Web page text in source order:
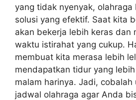
yang tidak nyenyak, olahraga
solusi yang efektif. Saat kita
akan bekerja lebih keras dan
waktu istirahat yang cukup.
membuat kita merasa lebih
mendapatkan tidur yang
malam harinya. Jadi,
jadwal olahraga agar Anda